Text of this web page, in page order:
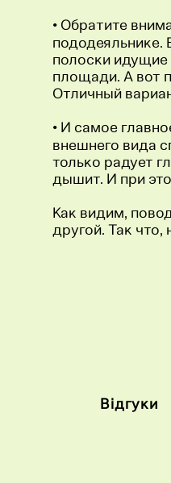
• Обратите
пододеяльнике.
полоски идущие
площади. А вот
Отличный
• И самое
внешнего вида
только радует
дышит. И при
Как видим,
другой. Так
Відгуки